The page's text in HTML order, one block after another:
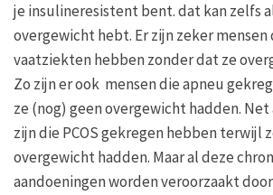
je insulineresistent bent. dat kan zelfs
overgewicht hebt. Er zijn zeker mensen
vaatziekten hebben zonder dat ze
Zo zijn er ook mensen die apneu
ze (nog) geen overgewicht hadden.
zijn die PCOS gekregen hebben terwijl
overgewicht hadden. Maar al deze
aandoeningen worden veroorzaakt door